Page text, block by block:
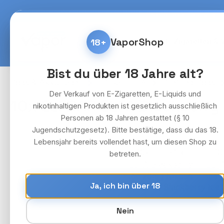
Hauptinhalt springen
Zur Suche springen
Zur Hauptnavigation springen Kostenlose Lieferung
Home E-Zigaretten &
10x ELFBAR ELFA
Bildergalerie überspringen
18+ VaporShop
Bist du über 18 Jahre alt?
Der Verkauf von E-Zigaretten, E-Liquids und
nikotinhaltigen Produkten ist gesetzlich ausschließlich
Personen ab 18 Jahren gestattet (§ 10
Jugendschutzgesetz). Bitte bestätige, dass du das 18.
Lebensjahr bereits vollendet hast, um diesen Shop zu
betreten.
Ja, ich bin über 18
Nein